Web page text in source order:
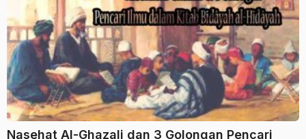
g
Nasehat Al-Ghazali dan 3 Golongan Pencari